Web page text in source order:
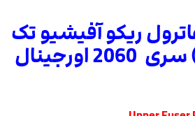
ریکو آفیشیو تک